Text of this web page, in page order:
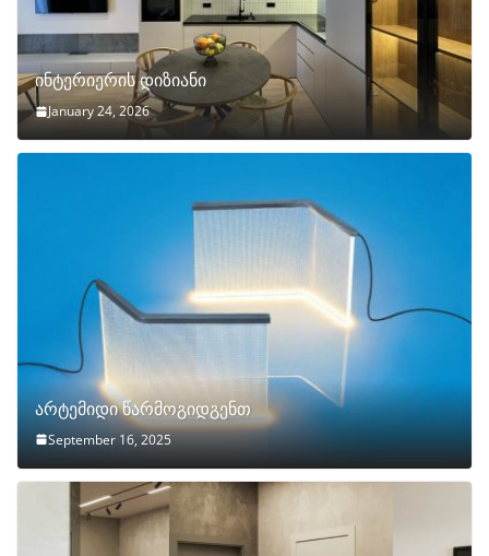
ინტერიერის დიზიანი
January 24, 2026
არტემიდი წარმოგიდგენთ
September 16, 2025